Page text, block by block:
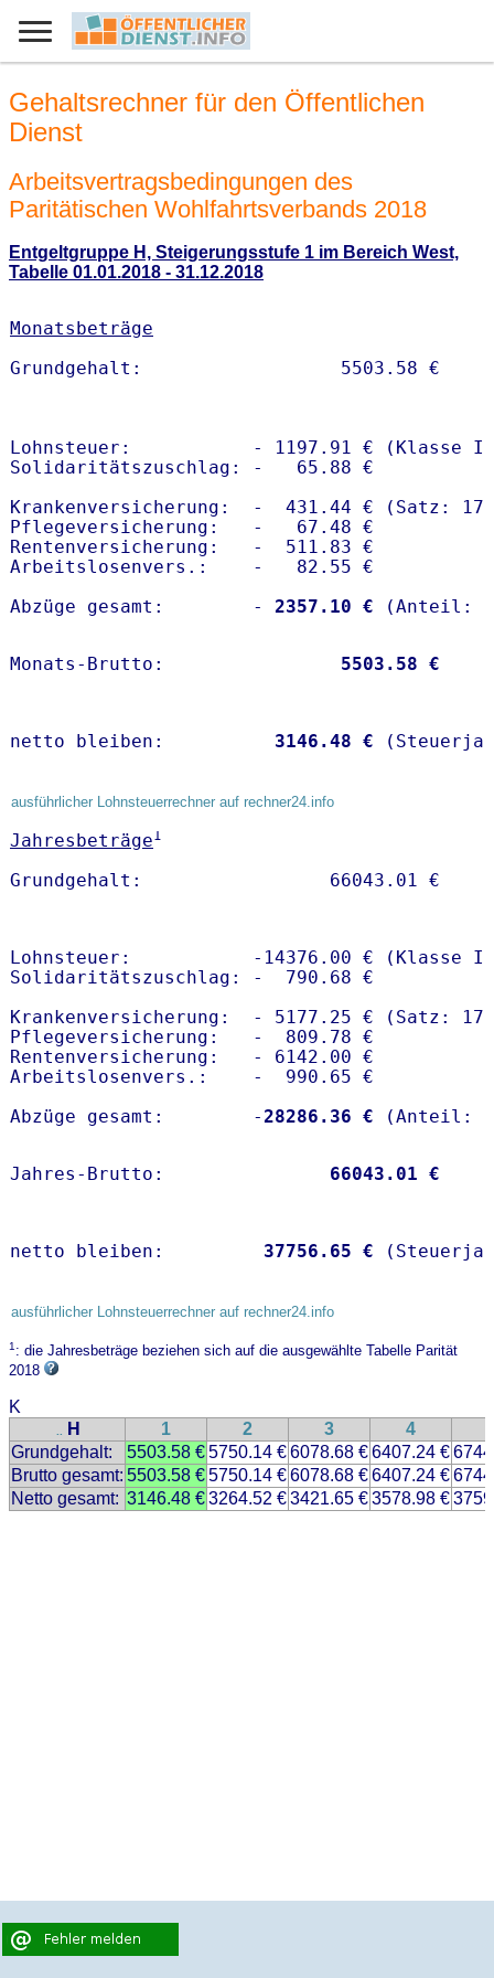
Gehaltsrechner für den Öffentlichen
Dienst
Arbeitsvertragsbedingungen des
Paritätischen Wohlfahrtsverbands 2018
Entgeltgruppe H, Steigerungsstufe 1 im Bereich West,
Tabelle 01.01.2018 - 31.12.2018
Monatsbeträge
Lohnsteuer:           - 1197.91 € (Klasse I)
Solidaritätszuschlag: -   65.88 €
Krankenversicherung:  -  431.44 € (Satz:
Pflegeversicherung:   -   67.48 €
Rentenversicherung:   -  511.83 €
Arbeitslosenvers.:    -   82.55 €
Abzüge gesamt:        -
2357.10 €
Monats-Brutto: 5503.58 €
netto bleiben: 3146.48 €
ausführlicher Lohnsteuerrechner auf rechner24.info
Jahresbeträge1
Lohnsteuer:           -14376.00 € (Klasse I)
Solidaritätszuschlag: -  790.68 €
Krankenversicherung:  - 5177.25 € (Satz:
Pflegeversicherung:   -  809.78 €
Rentenversicherung:   - 6142.00 €
Arbeitslosenvers.:    -  990.65 €
Abzüge gesamt:        -28286.36 €
Jahres-Brutto: 66043.01 €
netto bleiben: 37756.65 €
ausführlicher Lohnsteuerrechner auf rechner24.info
1: die Jahresbeträge beziehen sich auf die ausgewählte Tabelle Parität
2018
K
.. H 1 2 3 4
Grundgehalt:
5503.58 €5750.14 €6078.68 €6407.24 €
Brutto gesamt: 5503.58 €5750.14 €6078.68 €6407.24 €
Netto gesamt: 3146.48 €3264.52 €3421.65 €3578.98 €